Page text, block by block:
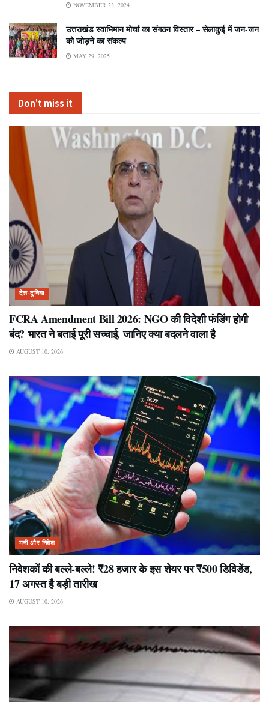
NOVEMBER 23, 2024
उत्तराखंड स्वाभिमान मोर्चा का संगठन विस्तार – सेलाकुई में जन-जन
को जोड़ने का संकल्प
MAY 29, 2025
Don't miss it
देश-दुनिया
FCRA Amendment Bill 2026: NGO की विदेशी फंडिंग होगी
बंद? भारत ने बताई पूरी सच्चाई, जानिए क्या बदलने वाला है
AUGUST 10, 2026
मनी और निवेश
निवेशकों की बल्ले-बल्ले! ₹28 हजार के इस शेयर पर ₹500 डिविडेंड,
17 अगस्त है बड़ी तारीख
AUGUST 10, 2026